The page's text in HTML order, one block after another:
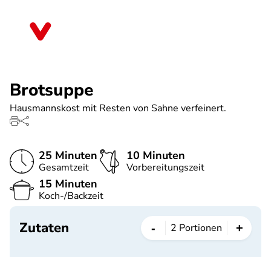
Brotsuppe
Hausmannskost mit Resten von Sahne verfeinert.
25 Minuten
Gesamtzeit
10 Minuten
Vorbereitungszeit
15 Minuten
Koch-/Backzeit
Zutaten - 2 Portionen +